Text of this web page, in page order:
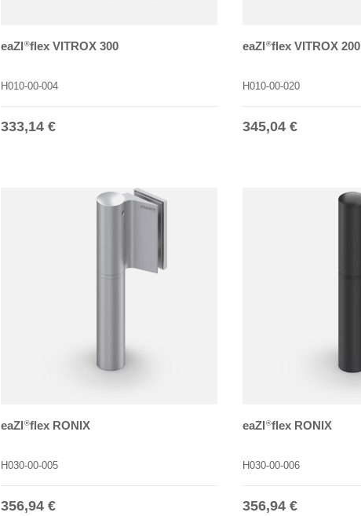
eaZI®flex VITROX 300
H010-00-004
Normaler Preis
333,14 €
eaZI®flex VITROX 200
H010-00-020
Normaler Preis
345,04 €
eaZI®flex RONIX
H030-00-005
Normaler Preis
356,94 €
eaZI®flex RONIX
H030-00-006
Normaler Preis
356,94 €